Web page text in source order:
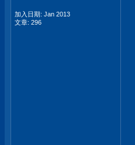
加入日期: Jan 2013
文章: 296